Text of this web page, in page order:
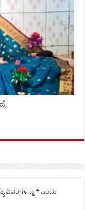
ವಿವರಗಳನ್ನು* ಎಂದು